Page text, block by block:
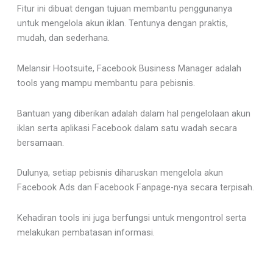
Fitur ini dibuat dengan tujuan membantu penggunanya
untuk mengelola akun iklan. Tentunya dengan praktis,
mudah, dan sederhana.
Melansir Hootsuite, Facebook Business Manager adalah
tools yang mampu membantu para pebisnis.
Bantuan yang diberikan adalah dalam hal pengelolaan akun
iklan serta aplikasi Facebook dalam satu wadah secara
bersamaan.
Dulunya, setiap pebisnis diharuskan mengelola akun
Facebook Ads dan Facebook Fanpage-nya secara terpisah.
Kehadiran tools ini juga berfungsi untuk mengontrol serta
melakukan pembatasan informasi.